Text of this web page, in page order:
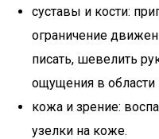
суставы и кости:
ограничение
писать, шевелить
ощущения в области
кожа и зрение:
узелки на коже.